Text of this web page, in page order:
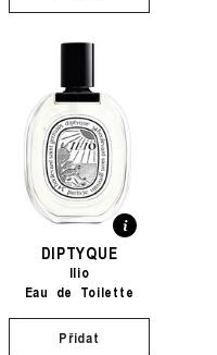
DIPTYQUE
Ilio
Eau de Toilette
Přidat